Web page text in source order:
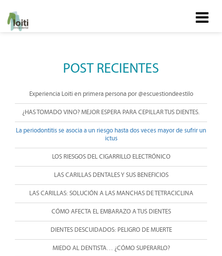
POST RECIENTES
Experiencia Loiti en primera persona por @escuestiondeestilo
¿HAS TOMADO VINO? MEJOR ESPERA PARA CEPILLAR TUS DIENTES.
La periodontitis se asocia a un riesgo hasta dos veces mayor de sufrir un
ictus
LOS RIESGOS DEL CIGARRILLO ELECTRÓNICO
LAS CARILLAS DENTALES Y SUS BENEFICIOS
LAS CARILLAS: SOLUCIÓN A LAS MANCHAS DE TETRACICLINA
CÓMO AFECTA EL EMBARAZO A TUS DIENTES
DIENTES DESCUIDADOS: PELIGRO DE MUERTE
MIEDO AL DENTISTA… ¿CÓMO SUPERARLO?